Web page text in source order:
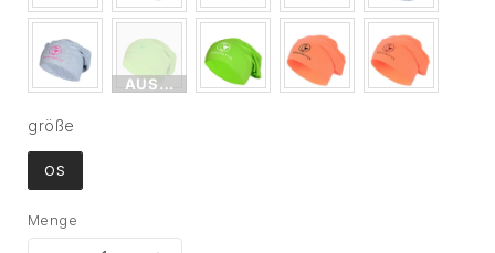
AUSVERKAUFT
größe
größe
OS
Menge